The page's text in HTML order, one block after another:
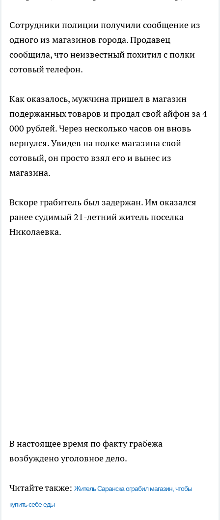
Сотрудники полиции получили сообщение из
одного из магазинов города. Продавец
сообщила, что неизвестный похитил с полки
сотовый телефон.
Как оказалось, мужчина пришел в магазин
подержанных товаров и продал свой айфон за 4
000 рублей. Через несколько часов он вновь
вернулся. Увидев на полке магазина свой
сотовый, он просто взял его и вынес из
магазина.
Вскоре грабитель был задержан. Им оказался
ранее судимый 21-летний житель поселка
Николаевка.
В настоящее время по факту грабежа
возбуждено уголовное дело.
Читайте также: Житель Саранска ограбил магазин, чтобы
купить себе еды